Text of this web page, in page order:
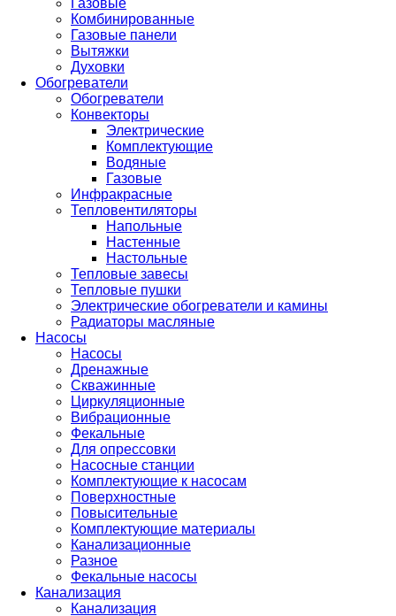
Газовые
Комбинированные
Газовые панели
Вытяжки
Духовки
Обогреватели
Обогреватели
Конвекторы
Электрические
Комплектующие
Водяные
Газовые
Инфракрасные
Тепловентиляторы
Напольные
Настенные
Настольные
Тепловые завесы
Тепловые пушки
Электрические обогреватели и камины
Радиаторы масляные
Насосы
Насосы
Дренажные
Скважинные
Циркуляционные
Вибрационные
Фекальные
Для опрессовки
Насосные станции
Комплектующие к насосам
Поверхностные
Повысительные
Комплектующие материалы
Канализационные
Разное
Фекальные насосы
Канализация
Канализация